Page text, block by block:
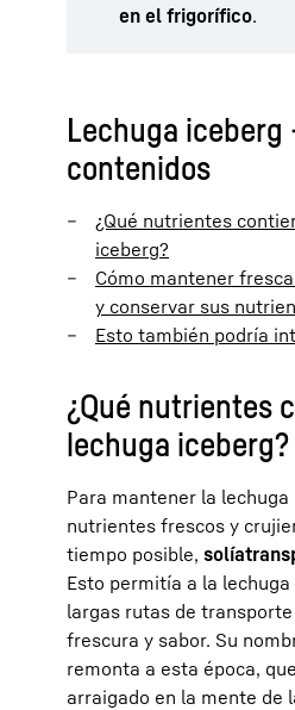
en el frigorífico.
Lechuga iceberg
contenidos
¿Qué nutrientes
iceberg?
Cómo mantener
y conservar sus
Esto también podría
¿Qué nutrientes
lechuga iceberg?
Para mantener la lechuga
nutrientes frescos y
tiempo posible, solía
Esto permitía a la
largas rutas de
frescura y sabor. Su
remonta a esta época,
arraigado en la mente de